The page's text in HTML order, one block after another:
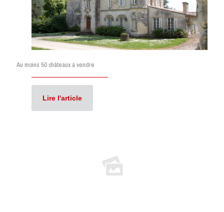
Au moins 50 châteaux à vendre
Lire l'article